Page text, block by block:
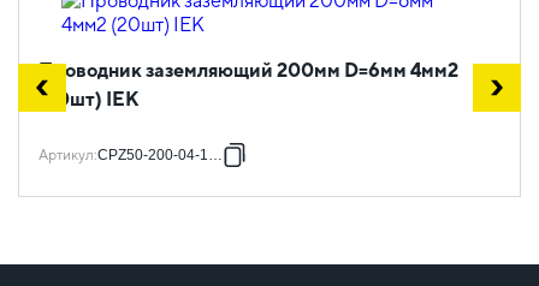
Проводник заземляющий 200мм D=6мм 4мм2
(20шт) IEK
Артикул:CPZ50-200-04-1-06